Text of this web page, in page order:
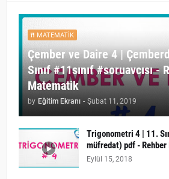
MATEMATIK
Çember ve Daire 4 |
Sınıf #11sınıf #soruavcısı -
Matematik
by Eğitim Ekranı - Şubat 11, 2019
Trigonometri 4 | 11.
müfredat) pdf -
Eylül 15, 2018